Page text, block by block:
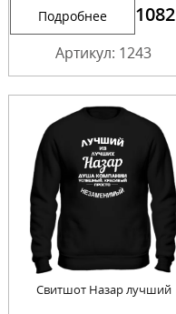
Подробнее 1082
Артикул: 1243
Свитшот Назар лучший